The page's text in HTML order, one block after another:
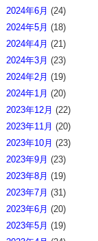
2024年6月 (24)
2024年5月 (18)
2024年4月 (21)
2024年3月 (23)
2024年2月 (19)
2024年1月 (20)
2023年12月 (22)
2023年11月 (20)
2023年10月 (23)
2023年9月 (23)
2023年8月 (19)
2023年7月 (31)
2023年6月 (20)
2023年5月 (19)